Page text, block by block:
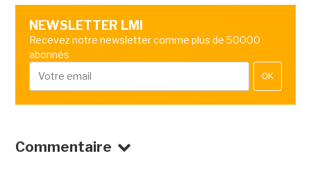
NEWSLETTER LMI
Recevez notre newsletter comme plus de 50000
abonnés
OK
Commentaire